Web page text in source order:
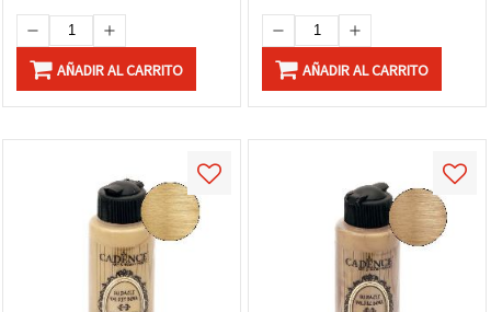
AÑADIR AL CARRITO AÑADIR AL CARRITO